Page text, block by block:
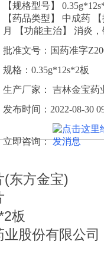
【规格型号】
【药品类型】 中成药
月 【功能主治】 消炎
批准文号：国药准字
规格：0.35g*12s*2板
生产厂家： 吉林金宝药
发布时间：2022-08-30
立即咨询：
(东方金宝)
板
股份有限公司